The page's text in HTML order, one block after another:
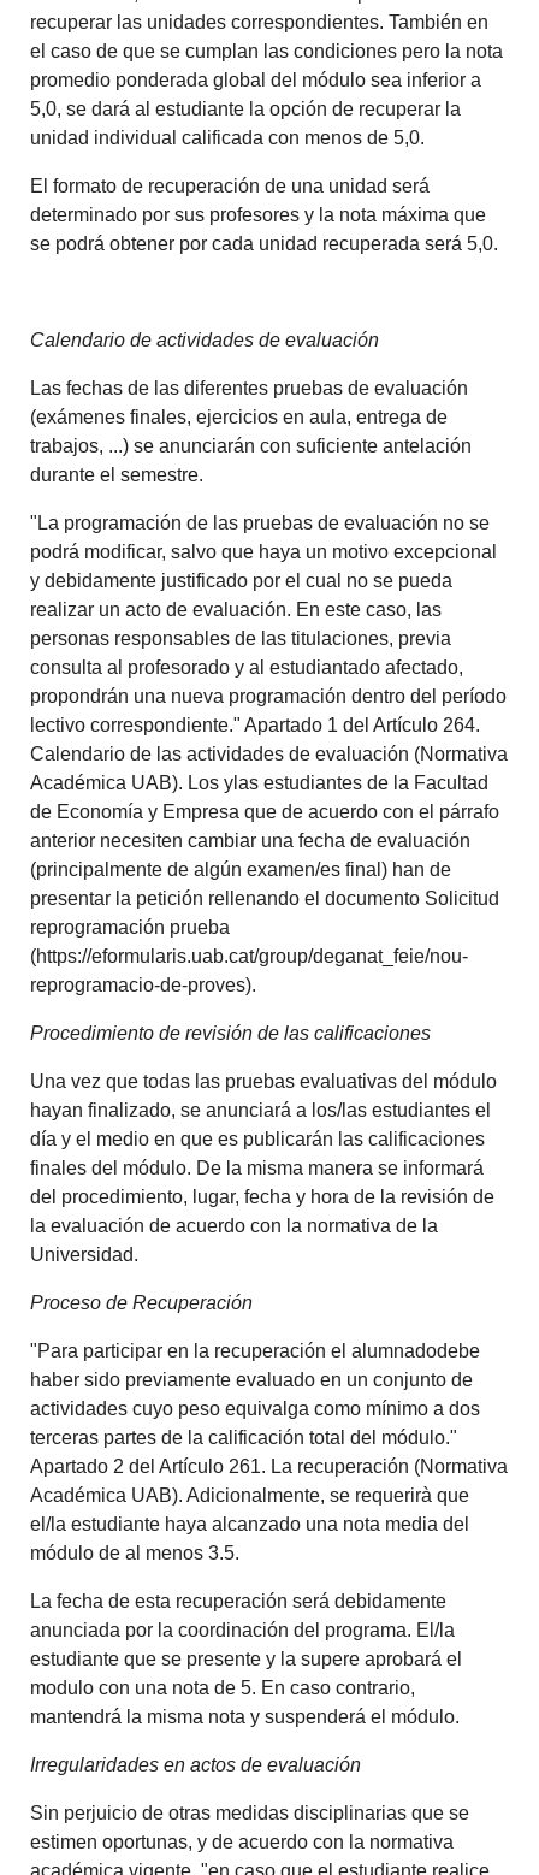
recuperar las unidades correspondientes. También en
el caso de que se cumplan las condiciones pero la nota
promedio ponderada global del módulo sea inferior a
5,0, se dará al estudiante la opción de recuperar la
unidad individual calificada con menos de 5,0.
El formato de recuperación de una unidad será
determinado por sus profesores y la nota máxima que
se podrá obtener por cada unidad recuperada será 5,0.
Calendario de actividades de evaluación
Las fechas de las diferentes pruebas de evaluación
(exámenes finales, ejercicios en aula, entrega de
trabajos, ...) se anunciarán con suficiente antelación
durante el semestre.
"La programación de las pruebas de evaluación no se
podrá modificar, salvo que haya un motivo excepcional
y debidamente justificado por el cual no se pueda
realizar un acto de evaluación. En este caso, las
personas responsables de las titulaciones, previa
consulta al profesorado y al estudiantado afectado,
propondrán una nueva programación dentro del período
lectivo correspondiente." Apartado 1 del Artículo 264.
Calendario de las actividades de evaluación (Normativa
Académica UAB). Los ylas estudiantes de la Facultad
de Economía y Empresa que de acuerdo con el párrafo
anterior necesiten cambiar una fecha de evaluación
(principalmente de algún examen/es final) han de
presentar la petición rellenando el documento Solicitud
reprogramación prueba
(https://eformularis.uab.cat/group/deganat_feie/nou-
reprogramacio-de-proves).
Procedimiento de revisión de las calificaciones
Una vez que todas las pruebas evaluativas del módulo
hayan finalizado, se anunciará a los/las estudiantes el
día y el medio en que es publicarán las calificaciones
finales del módulo. De la misma manera se informará
del procedimiento, lugar, fecha y hora de la revisión de
la evaluación de acuerdo con la normativa de la
Universidad.
Proceso de Recuperación
"Para participar en la recuperación el alumnadodebe
haber sido previamente evaluado en un conjunto de
actividades cuyo peso equivalga como mínimo a dos
terceras partes de la calificación total del módulo."
Apartado 2 del Artículo 261. La recuperación (Normativa
Académica UAB). Adicionalmente, se requerirà que
el/la estudiante haya alcanzado una nota media del
módulo de al menos 3.5.
La fecha de esta recuperación será debidamente
anunciada por la coordinación del programa. El/la
estudiante que se presente y la supere aprobará el
modulo con una nota de 5. En caso contrario,
mantendrá la misma nota y suspenderá el módulo.
Irregularidades en actos de evaluación
Sin perjuicio de otras medidas disciplinarias que se
estimen oportunas, y de acuerdo con la normativa